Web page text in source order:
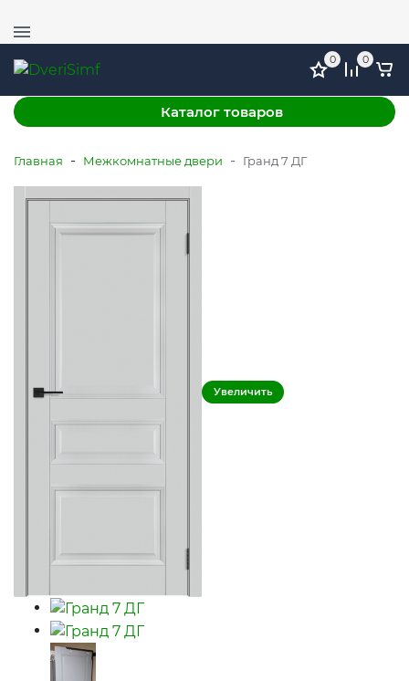
0 0
Каталог товаров
Главная - Межкомнатные двери - Гранд 7 ДГ
Увеличить